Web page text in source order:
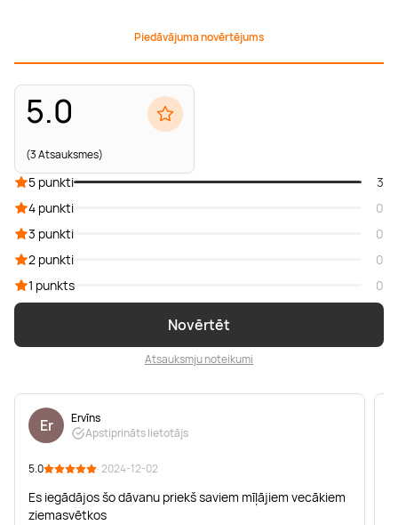
Piedāvājuma novērtējums
5.0
(3 Atsauksmes)
Novērtēt
Atsauksmju noteikumi
5 punkti
3
4 punkti
0
3 punkti
0
2 punkti
0
1 punkts
0
Er
Ervīns
Apstiprināts lietotājs
5.0 · 2024-12-02
Es iegādājos šo dāvanu priekš saviem mīļājiem vecākiem
ziemasvētkos